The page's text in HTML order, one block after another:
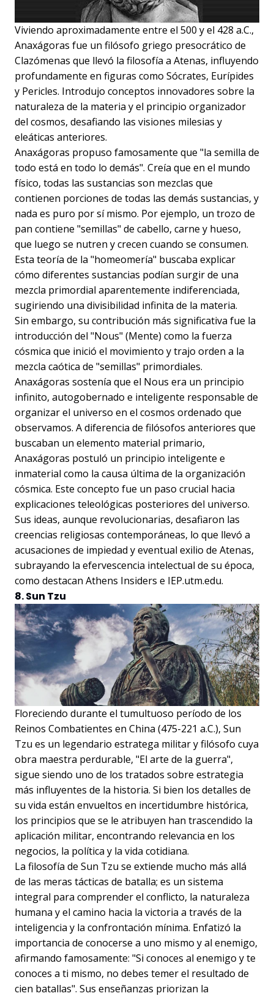
Viviendo aproximadamente entre el 500 y el 428 a.C.,
Anaxágoras fue un filósofo griego presocrático de
Clazómenas que llevó la filosofía a Atenas, influyendo
profundamente en figuras como Sócrates, Eurípides
y Pericles. Introdujo conceptos innovadores sobre la
naturaleza de la materia y el principio organizador
del cosmos, desafiando las visiones milesias y
eleáticas anteriores.
Anaxágoras propuso famosamente que "la semilla de
todo está en todo lo demás". Creía que en el mundo
físico, todas las sustancias son mezclas que
contienen porciones de todas las demás sustancias, y
nada es puro por sí mismo. Por ejemplo, un trozo de
pan contiene "semillas" de cabello, carne y hueso,
que luego se nutren y crecen cuando se consumen.
Esta teoría de la "homeomería" buscaba explicar
cómo diferentes sustancias podían surgir de una
mezcla primordial aparentemente indiferenciada,
sugiriendo una divisibilidad infinita de la materia.
Sin embargo, su contribución más significativa fue la
introducción del "Nous" (Mente) como la fuerza
cósmica que inició el movimiento y trajo orden a la
mezcla caótica de "semillas" primordiales.
Anaxágoras sostenía que el Nous era un principio
infinito, autogobernado e inteligente responsable de
organizar el universo en el cosmos ordenado que
observamos. A diferencia de filósofos anteriores que
buscaban un elemento material primario,
Anaxágoras postuló un principio inteligente e
inmaterial como la causa última de la organización
cósmica. Este concepto fue un paso crucial hacia
explicaciones teleológicas posteriores del universo.
Sus ideas, aunque revolucionarias, desafiaron las
creencias religiosas contemporáneas, lo que llevó a
acusaciones de impiedad y eventual exilio de Atenas,
subrayando la efervescencia intelectual de su época,
como destacan Athens Insiders e IEP.utm.edu.
8. Sun Tzu
Floreciendo durante el tumultuoso período de los
Reinos Combatientes en China (475-221 a.C.), Sun
Tzu es un legendario estratega militar y filósofo cuya
obra maestra perdurable, "El arte de la guerra",
sigue siendo uno de los tratados sobre estrategia
más influyentes de la historia. Si bien los detalles de
su vida están envueltos en incertidumbre histórica,
los principios que se le atribuyen han trascendido la
aplicación militar, encontrando relevancia en los
negocios, la política y la vida cotidiana.
La filosofía de Sun Tzu se extiende mucho más allá
de las meras tácticas de batalla; es un sistema
integral para comprender el conflicto, la naturaleza
humana y el camino hacia la victoria a través de la
inteligencia y la confrontación mínima. Enfatizó la
importancia de conocerse a uno mismo y al enemigo,
afirmando famosamente: "Si conoces al enemigo y te
conoces a ti mismo, no debes temer el resultado de
cien batallas". Sus enseñanzas priorizan la